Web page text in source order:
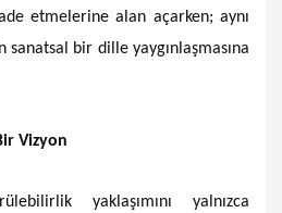
etmelerine alan açarken; aynı
bir dille yaygınlaşmasına
Vizyon
yaklaşımını yalnızca